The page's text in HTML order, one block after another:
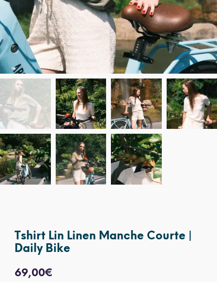
Tshirt Lin Linen Manche Courte |
Daily Bike
69,00€